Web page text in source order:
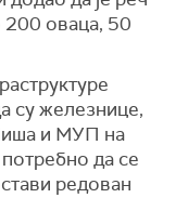
оваца, 50
су железнице,
и МУП на
да се
редован